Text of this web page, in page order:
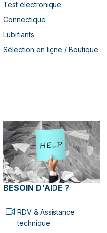
Test électronique
Connectique
Lubifiants
Sélection en ligne / Boutique
BESOIN D'AIDE ?
RDV & Assistance
technique